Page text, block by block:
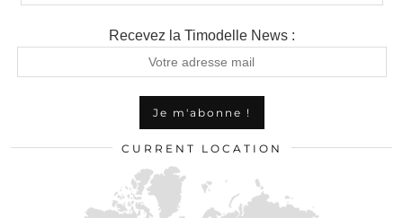
Recevez la Timodelle News :
CURRENT LOCATION